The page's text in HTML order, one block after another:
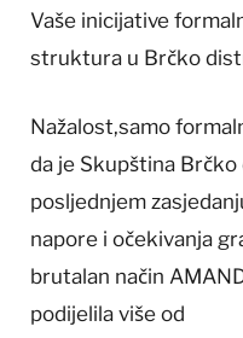
Vaše inicijative
struktura u Brčko
Nažalost,samo
da je Skupština
posljednjem
napore i očekivanja
brutalan način
podijelila više od